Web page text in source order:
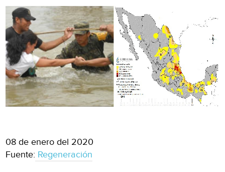
08 de enero del 2020
Fuente: Regeneración